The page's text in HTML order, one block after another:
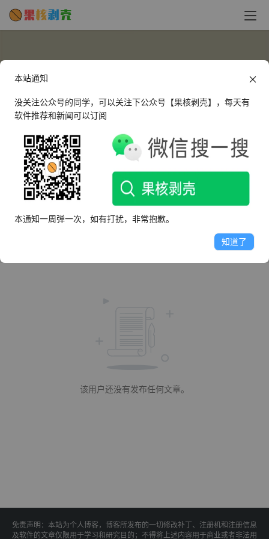
kpocc
这个人很懒，什么都没有留下～
该用户还没有发布任何文章。
免责声明：本站为个人博客，博客所发布的一切修改补丁、注册机和注册信息
及软件的文章仅限用于学习和研究目的；不得将上述内容用于商业或者非法用
本站通知
没关注公众号的同学，可以关注下公众号【果核剥壳】，每天有
软件推荐和新闻可以订阅
本通知一周弹一次，如有打扰，非常抱歉。
知道了